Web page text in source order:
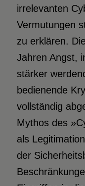
irrelevanten
Vermutungen
zu erklären.
Jahren Angst,
stärker
bedienende
vollständig
Mythos des
als
der